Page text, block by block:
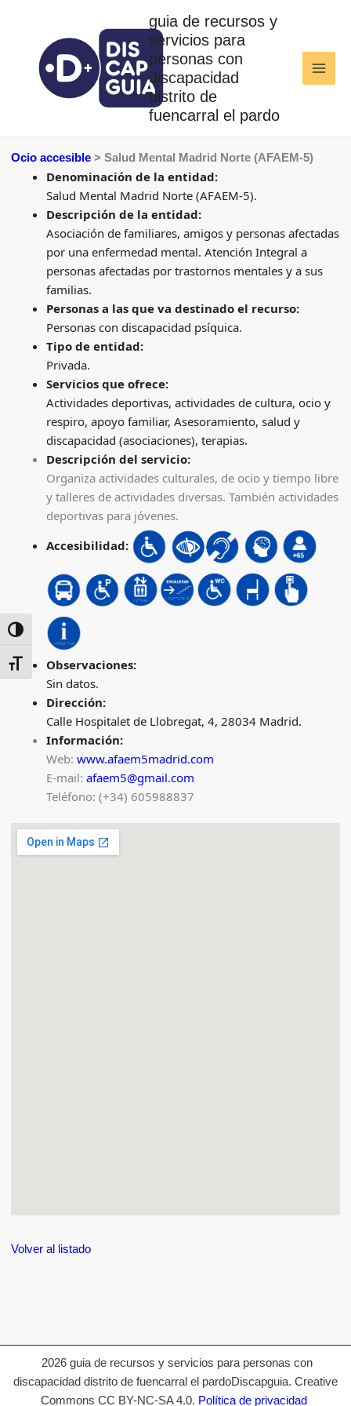
ALTERNAR ALTO CONTRASTE
ALTERNAR TAMAÑO DE LETRA
al
contenido
guia de recursos y
servicios para
personas con
discapacidad
distrito de
fuencarral el pardo
Ocio accesible > Salud Mental Madrid Norte (AFAEM-5)
Denominación de la entidad:
Salud Mental Madrid Norte (AFAEM-5).
Descripción de la entidad:
Asociación de familiares, amigos y personas afectadas
por una enfermedad mental. Atención Integral a
personas afectadas por trastornos mentales y a sus
familias.
Personas a las que va destinado el recurso:
Personas con discapacidad psíquica.
Tipo de entidad:
Privada.
Servicios que ofrece:
Actividades deportivas, actividades de cultura, ocio y
respiro, apoyo familiar, Asesoramiento, salud y
discapacidad (asociaciones), terapias.
Descripción del servicio:
Organiza actividades culturales, de ocio y tiempo libre
y talleres de actividades diversas. También actividades
deportivas para jóvenes.
Accesibilidad:
Observaciones:
Sin datos.
Dirección:
Calle Hospitalet de Llobregat, 4, 28034 Madrid.
Información:
Web: www.afaem5madrid.com
E-mail: afaem5@gmail.com
Teléfono: (+34) 605988837
Volver al listado
2026 guia de recursos y servicios para personas con
discapacidad distrito de fuencarral el pardoDiscapguia. Creative
Commons CC BY-NC-SA 4.0. Política de privacidad